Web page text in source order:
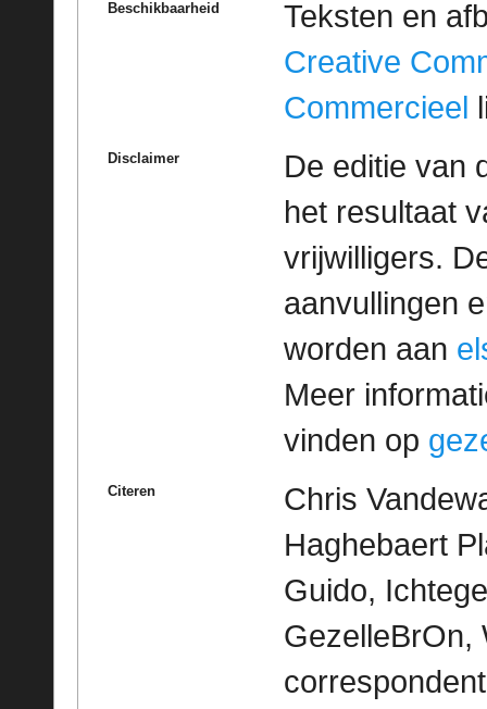
Beschikbaarheid
Teksten en
Creative
Commercieel
Disclaimer
De editie van
het resultaat
vrijwilligers.
aanvullingen
worden aan
Meer
vinden op
Citeren
Chris
Haghebaert
Guido,
GezelleBrOn,